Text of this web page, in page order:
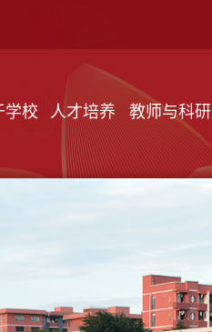
学校 人才培养 教师与科研